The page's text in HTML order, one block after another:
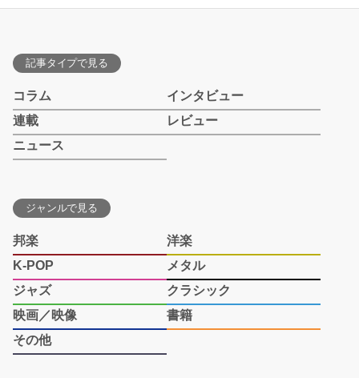
記事タイプで見る
コラム
インタビュー
連載
レビュー
ニュース
ジャンルで見る
邦楽
洋楽
K-POP
メタル
ジャズ
クラシック
映画／映像
書籍
その他